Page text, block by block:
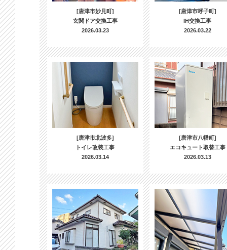
[唐津市妙見町]
玄関ドア交換工事
2026.03.23
[唐津市呼子町]
IH交換工事
2026.03.22
[唐津市北波多]
トイレ改装工事
2026.03.14
[唐津市八幡町]
エコキュート取替工事
2026.03.13